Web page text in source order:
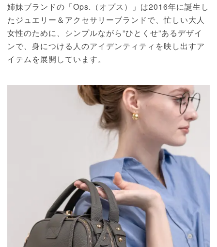
姉妹ブランドの「Ops.（オプス）」は2016年に誕生し
たジュエリー＆アクセサリーブランドで、忙しい大人
女性のために、シンプルながら”ひとくせ”あるデザイ
ンで、身につける人のアイデンティティを映し出すア
イテムを展開しています。